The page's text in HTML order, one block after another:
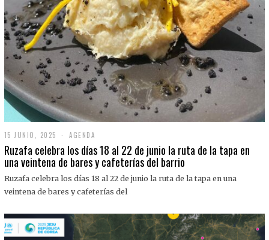
15 JUNIO, 2025
J
U
I
O
0
2
5
AGENDA
Ruzafa celebra los días 18 al 22 de junio la ruta de la tapa en
una veintena de bares y cafeterías del barrio
Ruzafa celebra los días 18 al 22 de junio la ruta de la tapa en una
veintena de bares y cafeterías del